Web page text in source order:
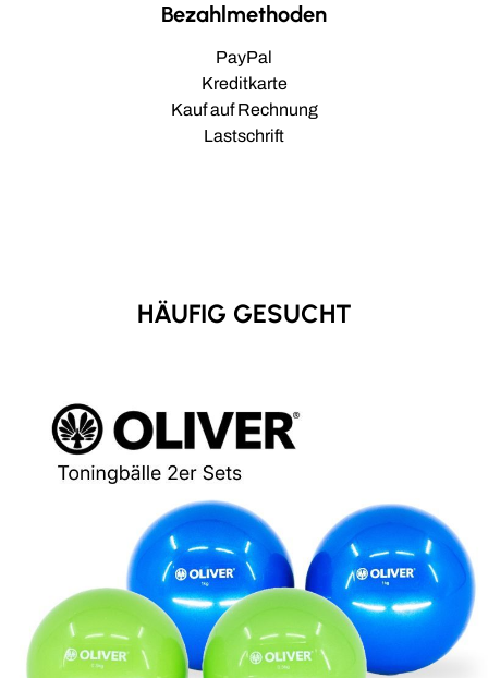
Bezahlmethoden
PayPal
Kreditkarte
Kauf auf Rechnung
Lastschrift
HÄUFIG GESUCHT